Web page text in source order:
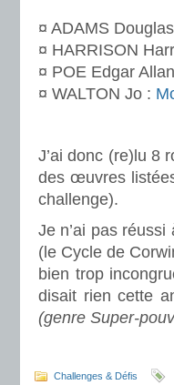
¤ ADAMS
¤ HARRISON
¤ POE Edgar
¤ WALTON Jo :
J’ai donc (re)lu 8
des œuvres
challenge).
Je n’ai pas
(le Cycle de
bien trop
disait rien cette
(genre Super-
Challenges & Défis